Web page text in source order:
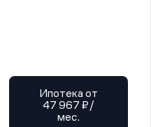
Ипотека от
47 967 ₽/
мес.